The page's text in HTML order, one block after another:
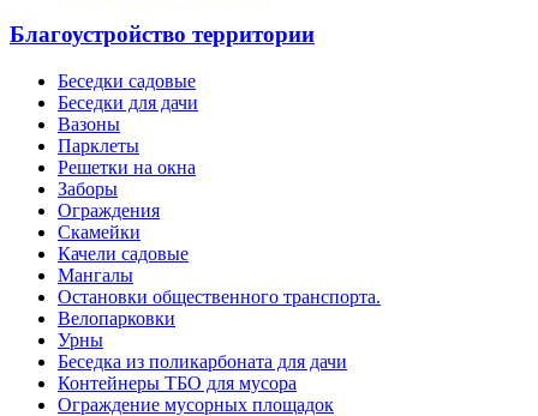
Благоустройство территории
Беседки садовые
Беседки для дачи
Вазоны
Парклеты
Решетки на окна
Заборы
Ограждения
Скамейки
Качели садовые
Мангалы
Остановки общественного транспорта.
Велопарковки
Урны
Беседка из поликарбоната для дачи
Контейнеры ТБО для мусора
Ограждение мусорных площадок